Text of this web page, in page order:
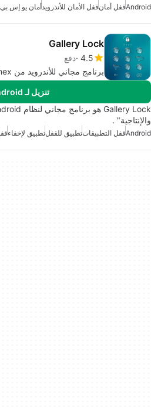
Androidقفل أمانقفل الأمان للأندرويدأمان يو إس بي
Gallery Lock
4.5 دفع
برنامج مجاني للأندرويد من Ninex.
تنزيل لـ Android
والإنتاجية" .
Androidقفل التطبيقاتتطبيق للقفلتطبيق لإخفاء